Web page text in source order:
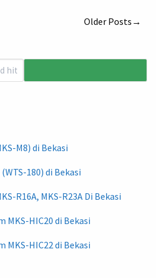
Older Posts→
M8) di Bekasi
180) di Bekasi
R16A, MKS-R23A Di Bekasi
MKS-HIC20 di Bekasi
MKS-HIC22 di Bekasi